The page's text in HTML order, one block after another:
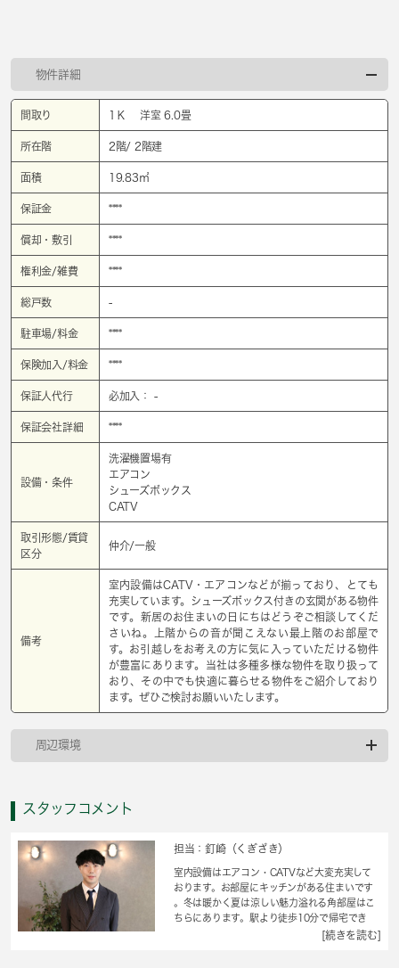
物件詳細
間取り 1Ｋ 洋室 6.0畳
所在階 2階/ 2階建
面積 19.83㎡
保証金 ****
償却・敷引 ****
権利金/雑費 ****
総戸数 -
駐車場/料金 ****
保険加入/料金 ****
保証人代行 必加入： -
保証会社詳細 ****
設備・条件
洗濯機置場有
エアコン
シューズボックス
CATV
取引形態/賃貸
区分
仲介/一般
備考
室内設備はCATV・エアコンなどが揃っており、とても
充実しています。シューズボックス付きの玄関がある物件
です。新居のお住まいの日にちはどうぞご相談してくだ
さいね。上階からの音が聞こえない最上階のお部屋で
す。お引越しをお考えの方に気に入っていただける物件
が豊富にあります。当社は多種多様な物件を取り扱って
おり、その中でも快適に暮らせる物件をご紹介しており
ます。ぜひご検討お願いいたします。
周辺環境
スタッフコメント
担当：釘崎（くぎざき）
室内設備はエアコン・CATVなど大変充実して
おります。お部屋にキッチンがある住まいです
。冬は暖かく夏は涼しい魅力溢れる角部屋はこ
ちらにあります。駅より徒歩10分で帰宅でき
る、快適な環境が魅力的な物件です。こちらの
[続きを読む]